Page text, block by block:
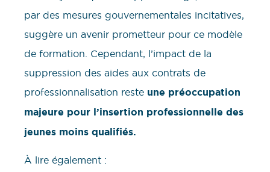
par des mesures gouvernementales incitatives,
suggère un avenir prometteur pour ce modèle
de formation. Cependant, l’impact de la
suppression des aides aux contrats de
professionnalisation reste une préoccupation
majeure pour l’insertion professionnelle des
jeunes moins qualifiés.
À lire également :